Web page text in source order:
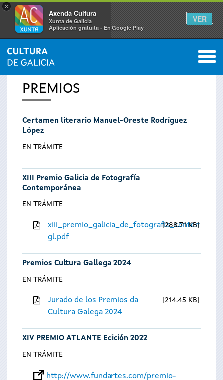
×
Axenda Cultura
Xunta de Galicia
Aplicación gratuíta - En Google Play
VER
Se
encuentra
usted
aquí
INICIO 0
PREMIOS
Certamen literario Manuel-Oreste Rodríguez
López
EN TRÁMITE
XIII Premio Galicia de Fotografía
Contemporánea
EN TRÁMITE
gl.pdf
288.71 KB
Premios Cultura Gallega 2024
EN TRÁMITE
Jurado de los Premios da
Cultura Galega 2024
214.45 KB
XIV PREMIO ATLANTE Edición 2022
EN TRÁMITE
http://www.fundartes.com/premio-